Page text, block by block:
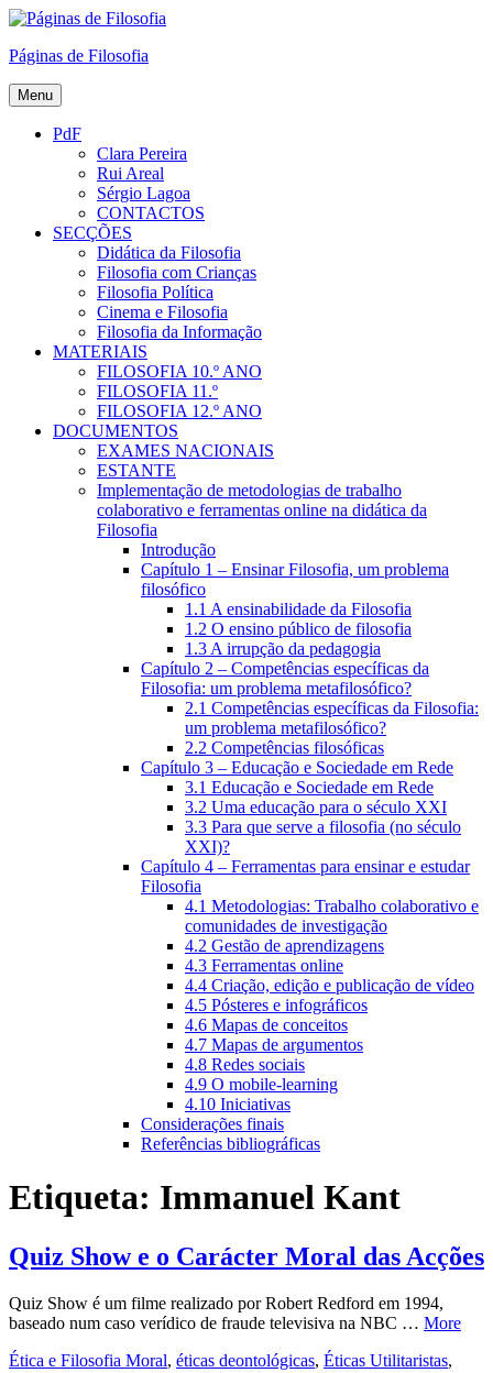
Skip
content
Páginas de Filosofia
Menu
PdF
Clara Pereira
Rui Areal
Sérgio Lagoa
CONTACTOS
SECÇÕES
Didática da Filosofia
Filosofia com Crianças
Filosofia Política
Cinema e Filosofia
Filosofia da Informação
MATERIAIS
FILOSOFIA 10.º ANO
FILOSOFIA 11.º
FILOSOFIA 12.º ANO
DOCUMENTOS
EXAMES NACIONAIS
ESTANTE
Implementação de metodologias de trabalho
colaborativo e ferramentas online na didática da
Filosofia
Introdução
Capítulo 1 – Ensinar Filosofia, um problema
filosófico
1.1 A ensinabilidade da Filosofia
1.2 O ensino público de filosofia
1.3 A irrupção da pedagogia
Capítulo 2 – Competências específicas da
Filosofia: um problema metafilosófico?
2.1 Competências específicas da Filosofia:
um problema metafilosófico?
2.2 Competências filosóficas
Capítulo 3 – Educação e Sociedade em Rede
3.1 Educação e Sociedade em Rede
3.2 Uma educação para o século XXI
3.3 Para que serve a filosofia (no século
XXI)?
Capítulo 4 – Ferramentas para ensinar e estudar
Filosofia
4.1 Metodologias: Trabalho colaborativo e
comunidades de investigação
4.2 Gestão de aprendizagens
4.3 Ferramentas online
4.4 Criação, edição e publicação de vídeo
4.5 Pósteres e infográficos
4.6 Mapas de conceitos
4.7 Mapas de argumentos
4.8 Redes sociais
4.9 O mobile-learning
4.10 Iniciativas
Considerações finais
Referências bibliográficas
Etiqueta: Immanuel Kant
Quiz Show e o Carácter Moral das Acções
Quiz Show é um filme realizado por Robert Redford em 1994,
baseado num caso verídico de fraude televisiva na NBC … More
Ética e Filosofia Moral, éticas deontológicas, Éticas Utilitaristas,